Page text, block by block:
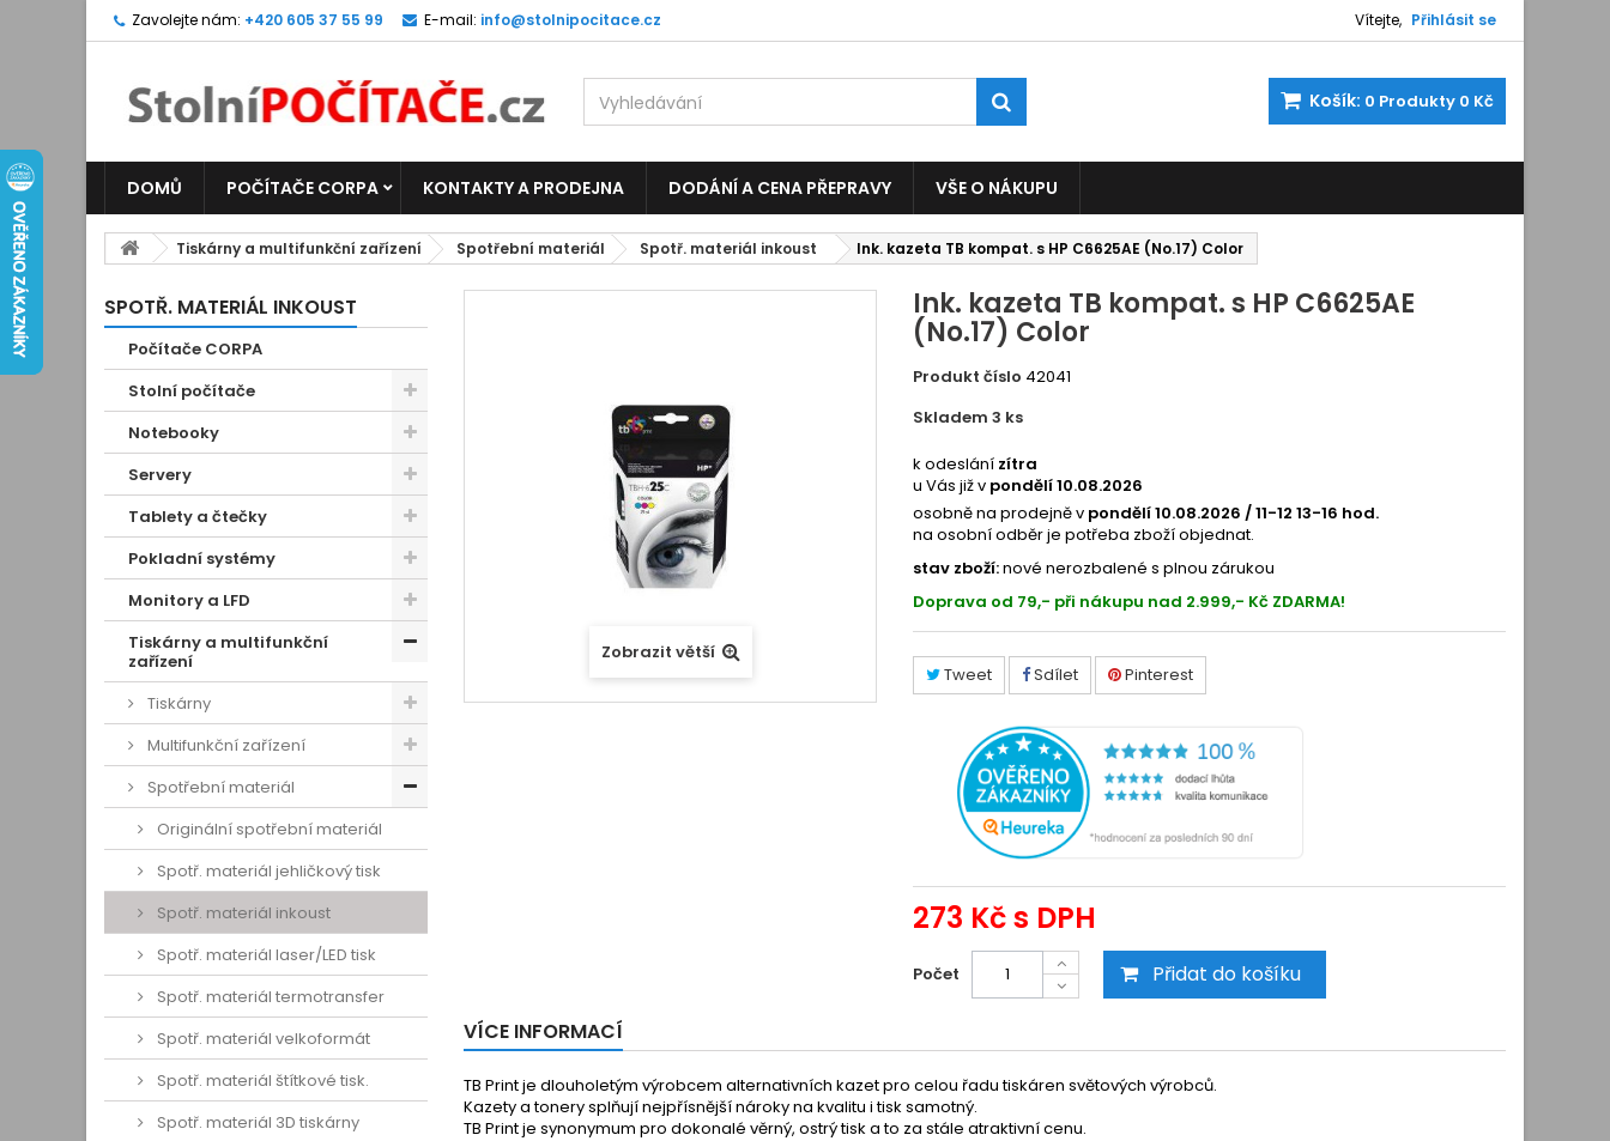
Vítejte, Přihlásit se
Zavolejte nám: +420 605 37 55 99 E-mail: info@stolnipocitace.cz
Košík: 0 Produkty 0 Kč
DOMŮ POČÍTAČE CORPA KONTAKTY A PRODEJNA DODÁNÍ A CENA PŘEPRAVY VŠE O NÁKUPU
Tiskárny a multifunkční zařízení Spotřební materiál Spotř. materiál inkoust Ink. kazeta TB kompat. s HP C6625AE (No.17) Color
SPOTŘ. MATERIÁL INKOUST
Počítače CORPA
Stolní počítače
Notebooky
Servery
Tablety a čtečky
Pokladní systémy
Monitory a LFD
Tiskárny a multifunkční
zařízení
Tiskárny
Multifunkční zařízení
Spotřební materiál
Originální spotřební materiál
Spotř. materiál jehličkový tisk
Spotř. materiál inkoust
Spotř. materiál laser/LED tisk
Spotř. materiál termotransfer
Spotř. materiál velkoformát
Spotř. materiál štítkové tisk.
Spotř. materiál 3D tiskárny
Zobrazit větší
Ink. kazeta TB kompat. s HP C6625AE
(No.17) Color
Produkt číslo 42041
Skladem 3 ks
k odeslání zítra
u Vás již v pondělí 10.08.2026
osobně na prodejně v pondělí 10.08.2026 / 11-12 13-16 hod.
na osobní odběr je potřeba zboží objednat.
stav zboží:nové nerozbalené s plnou zárukou
Doprava od 79,- při nákupu nad 2.999,- Kč ZDARMA!
Tweet Sdílet Pinterest
273 Kčs DPH
Počet Přidat do košíku
VÍCE INFORMACÍ
TB Print je dlouholetým výrobcem alternativních kazet pro celou řadu tiskáren světových výrobců.
Kazety a tonery splňují nejpřísnější nároky na kvalitu i tisk samotný.
TB Print je synonymum pro dokonalé věrný, ostrý tisk a to za stále atraktivní cenu.